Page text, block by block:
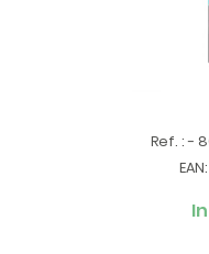
Ref. : -